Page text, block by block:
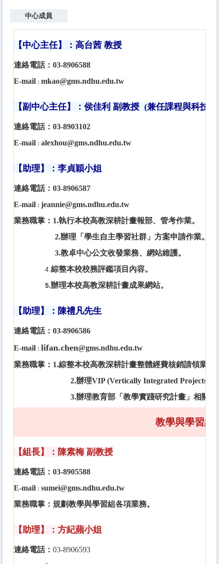
中心成員
【中心主任】：高台茜 教授
連絡電話：03-8906588
E-mail ： mkao@gms.ndhu.edu.tw
【副 中心主任】：侯佳利 副教授 (兼任課程與科技
連絡電話：03-8903102
E-mail ： alexhou@gms.ndhu.edu.tw
【助理】：李貞穎小姐
連絡電話：03-8906587
E-mail ： jeannie@gms.ndhu.edu.tw
業務職掌：1.執行本校高教深耕計畫報部、管考作業。
2.辦理 「學生自主學習社群」方案申請作業。
3.教卓中心公文收發業務、網站維護。
4. 綜整本校校務評鑑項目內容。
5.辦理本校高教深耕計畫成果網站。
【助理 】：陳禮凡先生
連絡電話：03-8906586
E-mail ： lifan.chen@gms.ndhu.edu.tw
業務職掌： 1.綜整本校高教深耕計畫整體經費核銷請領業務
2.辦理VIP (Vertically Integrated Projects)
3.辦理教育部「教學實踐研究計畫」相關業
教學與學習組
【組長】：陳素梅 副教授
連絡電話：03-8905588
E-mail ： sumei@gms.ndhu.edu.tw
業務職掌： 規劃教學與學習組各項業務。
【助理】：方紀蘋小姐
連絡電話： 03-8906593